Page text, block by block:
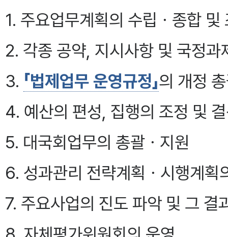
1. 주요업무계획의 수립ㆍ종합 및
2. 각종 공약, 지시사항 및 국정과
3. 「법제업무 운영규정」의 개정
4. 예산의 편성, 집행의 조정 및
5. 대국회업무의 총괄ㆍ지원
6. 성과관리 전략계획ㆍ시행계획
7. 주요사업의 진도 파악 및 그 결